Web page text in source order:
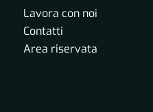
Lavora con noi
Contatti
Area riservata